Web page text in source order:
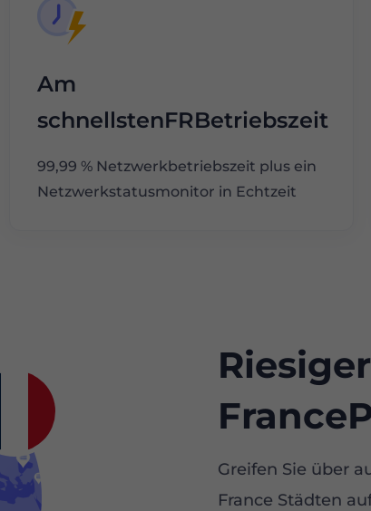
Am
schnellstenFRBetriebszeit
99,99 % Netzwerkbetriebszeit plus ein
Netzwerkstatusmonitor in Echtzeit
Greifen Sie über
France Städten